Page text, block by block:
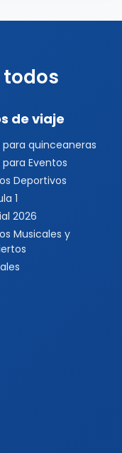
todos
de viaje
para quinceaneras
para Eventos
Deportivos
1
2026
Musicales y